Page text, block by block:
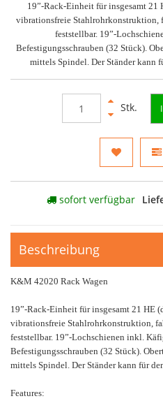
19”-Rack-Einheit für insgesamt 21
vibrationsfreie Stahlrohrkonstruktion,
feststellbar. 19”-
Befestigungsschrauben (32 Stück).
mittels Spindel. Der Ständer kann
Stk.
sofort verfügbar
Beschreibung
K&M 42020 Rack Wagen
19”-Rack-Einheit für insgesamt 21 HE
vibrationsfreie Stahlrohrkonstruktion,
feststellbar. 19”-Lochschienen inkl.
Befestigungsschrauben (32 Stück).
mittels Spindel. Der Ständer kann für
Features: